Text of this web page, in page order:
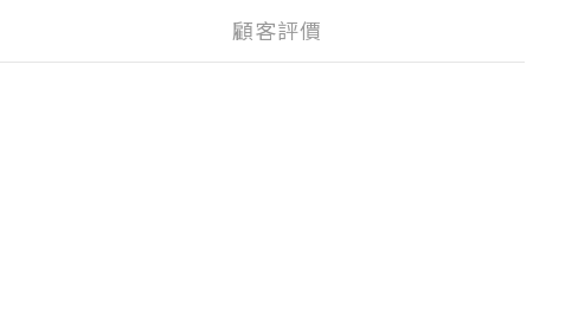
顧客評價